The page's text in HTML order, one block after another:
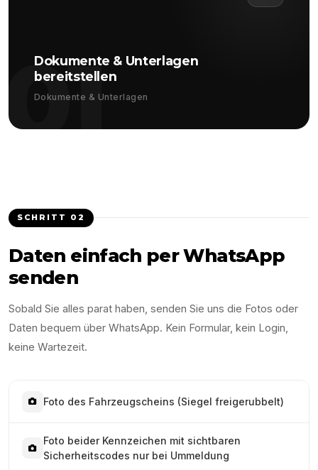
01
Dokumente & Unterlagen
bereitstellen
Dokumente & Unterlagen
SCHRITT 02
Daten einfach per WhatsApp
senden
Sobald Sie alles parat haben, senden Sie uns die Fotos oder
Daten bequem über WhatsApp. Kein Formular, kein Login,
keine Wartezeit.
Foto des Fahrzeugscheins (Siegel freigerubbelt)
Foto beider Kennzeichen mit sichtbaren
Sicherheitscodes nur bei Ummeldung